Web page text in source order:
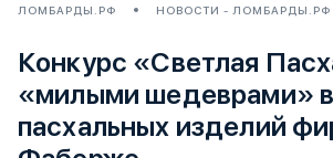
ЛОМБАРДЫ.РФ НОВОСТИ - ЛОМБАРДЫ.РФ
Конкурс «Светлая
«милыми шедеврами»
пасхальных изделий